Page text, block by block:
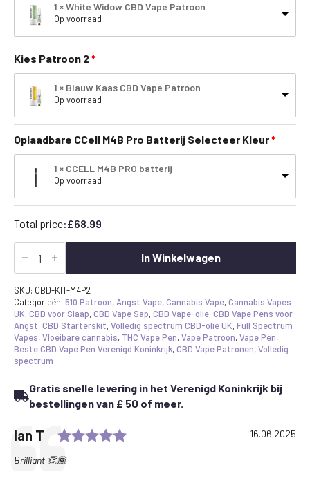
1 × White Widow CBD Vape Patroon
Op voorraad
Kies Patroon 2
1 × Blauw Kaas CBD Vape Patroon
Op voorraad
Oplaadbare CCell M4B Pro Batterij Selecteer Kleur
1 × CCELL M4B PRO batterij
Op voorraad
Total price:£68.99
Beste
CBD
Starter
Kit
-
2x
Cartridges
&
Ccell
M4B
Batterijbundel
hoeveelheid
In Winkelwagen
SKU: CBD-KIT-M4P2
Categorieën: 510 Patroon, Angst Vape,Cannabis Vape,Cannabis Vapes
UK,CBD voor Slaap,CBD Vape Sap,CBD Vape-olie,CBD Vape Pens voor
Angst,CBD Starterskit,Volledig spectrum CBD-olie UK,Full Spectrum
Vapes,Vloeibare cannabis, THC Vape Pen,Vape Patroon,Vape Pen,
Beste CBD Vape Pen Verenigd Koninkrijk,CBD Vape Patronen,Volledig
spectrum
Gratis snelle levering in het Verenigd Koninkrijk bij
bestellingen van £ 50 of meer.
Testimonial
Author:
Ian T Rating: 5.0 out of 5 stars
Date:
16.06.2025
Text:
Brilliant 👏🏾